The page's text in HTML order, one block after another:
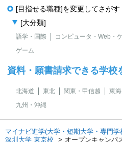
[目指せる職種]を変更してさがす
[大分類]
語学・国際 コンピュータ・Web・
ゲーム
資料・願書請求できる学校
北海道 東北 関東・甲信越 東
九州・沖縄
マイナビ進学(大学・短期大学・専門学
深圳大学 東京校
オープンキャンパ